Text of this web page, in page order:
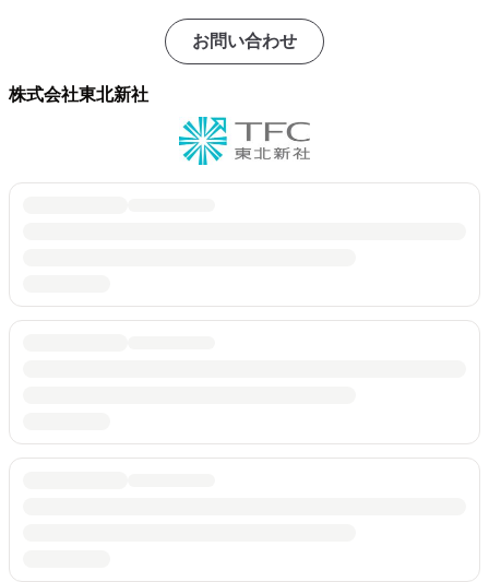
お問い合わせ
株式会社東北新社